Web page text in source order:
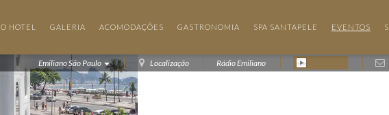
O HOTEL GALERIA ACOMODAÇÕES GASTRONOMIA SPA SANTAPELE EVENTOS
Emiliano São Paulo Localização Rádio Emiliano